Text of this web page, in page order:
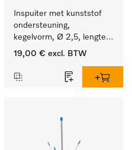
Inspuiter met kunststof
ondersteuning,
kegelvorm, Ø 2,5, lengte
80 mm.
19,00 € excl. BTW